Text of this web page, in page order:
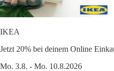
IKEA
Jetzt 20% bei deinem Online
Mo. 3.8. - Mo. 10.8.2026